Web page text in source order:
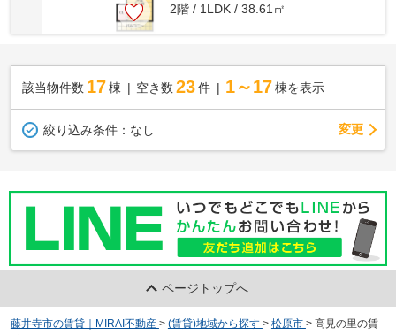
2階 / 1LDK / 38.61㎡
該当物件数 17棟 空き数 23 件 1～17 棟を表示
絞り込み条件： なし 変更
ページトップへ
藤井寺市の賃貸｜MIRAI不動産 > (賃貸)地域から探す > 松原市 > 高見の里の賃